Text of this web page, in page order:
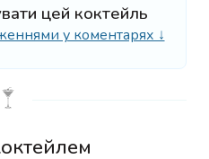
цей коктейль
у коментарях ↓